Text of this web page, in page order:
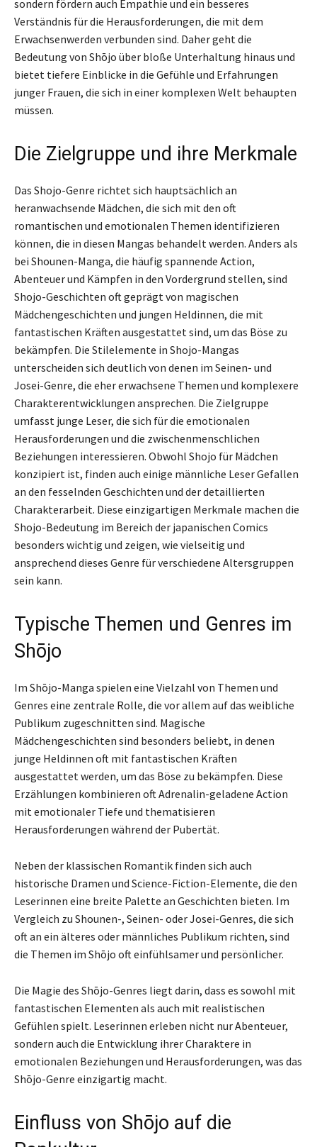
sondern fördern auch Empathie und ein besseres
Verständnis für die Herausforderungen, die mit dem
Erwachsenwerden verbunden sind. Daher geht die
Bedeutung von Shōjo über bloße Unterhaltung hinaus und
bietet tiefere Einblicke in die Gefühle und Erfahrungen
junger Frauen, die sich in einer komplexen Welt behaupten
müssen.
Die Zielgruppe und ihre Merkmale
Das Shojo-Genre richtet sich hauptsächlich an
heranwachsende Mädchen, die sich mit den oft
romantischen und emotionalen Themen identifizieren
können, die in diesen Mangas behandelt werden. Anders als
bei Shounen-Manga, die häufig spannende Action,
Abenteuer und Kämpfen in den Vordergrund stellen, sind
Shojo-Geschichten oft geprägt von magischen
Mädchengeschichten und jungen Heldinnen, die mit
fantastischen Kräften ausgestattet sind, um das Böse zu
bekämpfen. Die Stilelemente in Shojo-Mangas
unterscheiden sich deutlich von denen im Seinen- und
Josei-Genre, die eher erwachsene Themen und komplexere
Charakterentwicklungen ansprechen. Die Zielgruppe
umfasst junge Leser, die sich für die emotionalen
Herausforderungen und die zwischenmenschlichen
Beziehungen interessieren. Obwohl Shojo für Mädchen
konzipiert ist, finden auch einige männliche Leser Gefallen
an den fesselnden Geschichten und der detaillierten
Charakterarbeit. Diese einzigartigen Merkmale machen die
Shojo-Bedeutung im Bereich der japanischen Comics
besonders wichtig und zeigen, wie vielseitig und
ansprechend dieses Genre für verschiedene Altersgruppen
sein kann.
Typische Themen und Genres im
Shōjo
Im Shōjo-Manga spielen eine Vielzahl von Themen und
Genres eine zentrale Rolle, die vor allem auf das weibliche
Publikum zugeschnitten sind. Magische
Mädchengeschichten sind besonders beliebt, in denen
junge Heldinnen oft mit fantastischen Kräften
ausgestattet werden, um das Böse zu bekämpfen. Diese
Erzählungen kombinieren oft Adrenalin-geladene Action
mit emotionaler Tiefe und thematisieren
Herausforderungen während der Pubertät.
Neben der klassischen Romantik finden sich auch
historische Dramen und Science-Fiction-Elemente, die den
Leserinnen eine breite Palette an Geschichten bieten. Im
Vergleich zu Shounen-, Seinen- oder Josei-Genres, die sich
oft an ein älteres oder männliches Publikum richten, sind
die Themen im Shōjo oft einfühlsamer und persönlicher.
Die Magie des Shōjo-Genres liegt darin, dass es sowohl mit
fantastischen Elementen als auch mit realistischen
Gefühlen spielt. Leserinnen erleben nicht nur Abenteuer,
sondern auch die Entwicklung ihrer Charaktere in
emotionalen Beziehungen und Herausforderungen, was das
Shōjo-Genre einzigartig macht.
Einfluss von Shōjo auf die